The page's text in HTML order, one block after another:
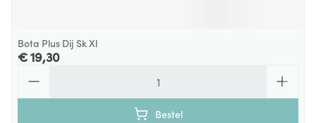
Bota Plus Dij Sk Xl
€ 19,30
Bestel